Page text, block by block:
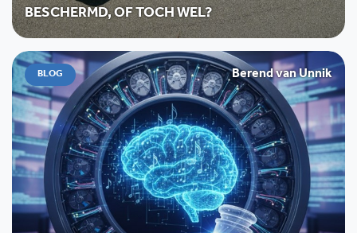
BESCHERMD, OF TOCH WEL?
BLOG Berend van Unnik